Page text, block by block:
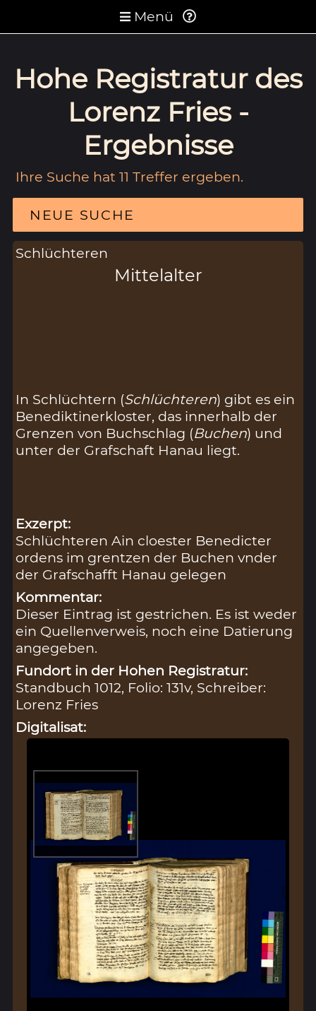
Menü
Hohe Registratur des
Lorenz Fries -
Ergebnisse
Ihre Suche hat 11 Treffer ergeben.
NEUE SUCHE
Schlüchteren
Mittelalter
In Schlüchtern (Schlüchteren) gibt es ein
Benediktinerkloster, das innerhalb der
Grenzen von Buchschlag (Buchen) und
unter der Grafschaft Hanau liegt.
Exzerpt:
Schlüchteren Ain cloester Benedicter
ordens im grentzen der Buchen vnder
der Grafschafft Hanau gelegen
Kommentar:
Dieser Eintrag ist gestrichen. Es ist weder
ein Quellenverweis, noch eine Datierung
angegeben.
Fundort in der Hohen Registratur:
Standbuch 1012, Folio: 131v, Schreiber:
Lorenz Fries
Digitalisat: